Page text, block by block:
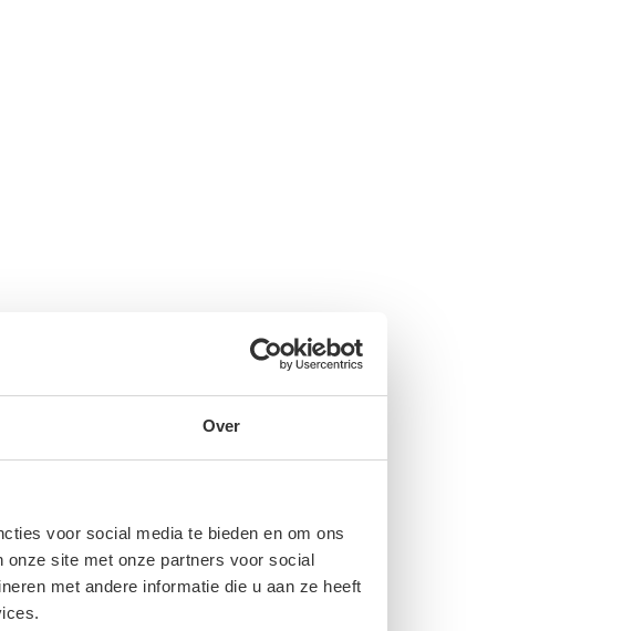
Over
voor social media te bieden en om ons
site met onze partners voor social
met andere informatie die u aan ze heeft